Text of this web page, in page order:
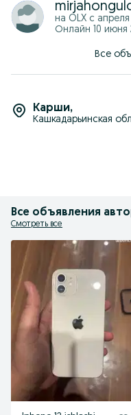
на OLX с апреля
Онлайн 10 июня
Все
Карши,
Кашкадарьинская
Все объявления
Смотреть все